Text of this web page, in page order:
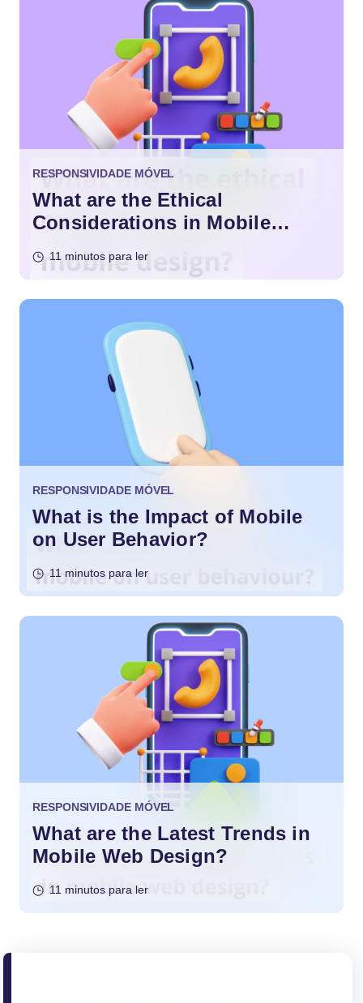
RESPONSIVIDADE MÓVEL
What are the Ethical
Considerations in Mobile
11 minutos para ler
RESPONSIVIDADE MÓVEL
What is the Impact of Mobile
on User Behavior?
11 minutos para ler
RESPONSIVIDADE MÓVEL
What are the Latest Trends in
Mobile Web Design?
11 minutos para ler